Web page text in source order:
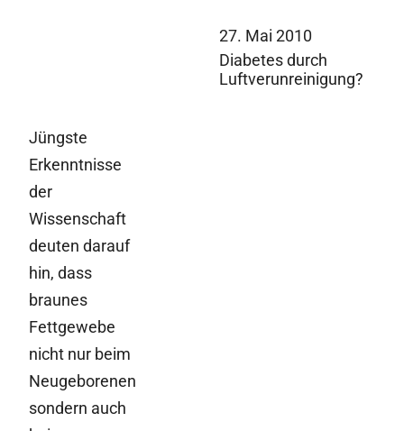
27. Mai 2010
Diabetes durch
Luftverunreinigung?
Jüngste
Erkenntnisse
der
Wissenschaft
deuten darauf
hin, dass
braunes
Fettgewebe
nicht nur beim
Neugeborenen
sondern auch